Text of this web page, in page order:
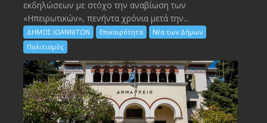
εκδηλώσεων με στόχο την αναβίωση των
«Ηπειρωτικών», πενήντα χρόνια μετά την...
ΔΗΜΟΣ ΙΩΑΝΝΙΤΩΝ Επικαιρότητα
Νέα των Δήμων
Πολιτισμός